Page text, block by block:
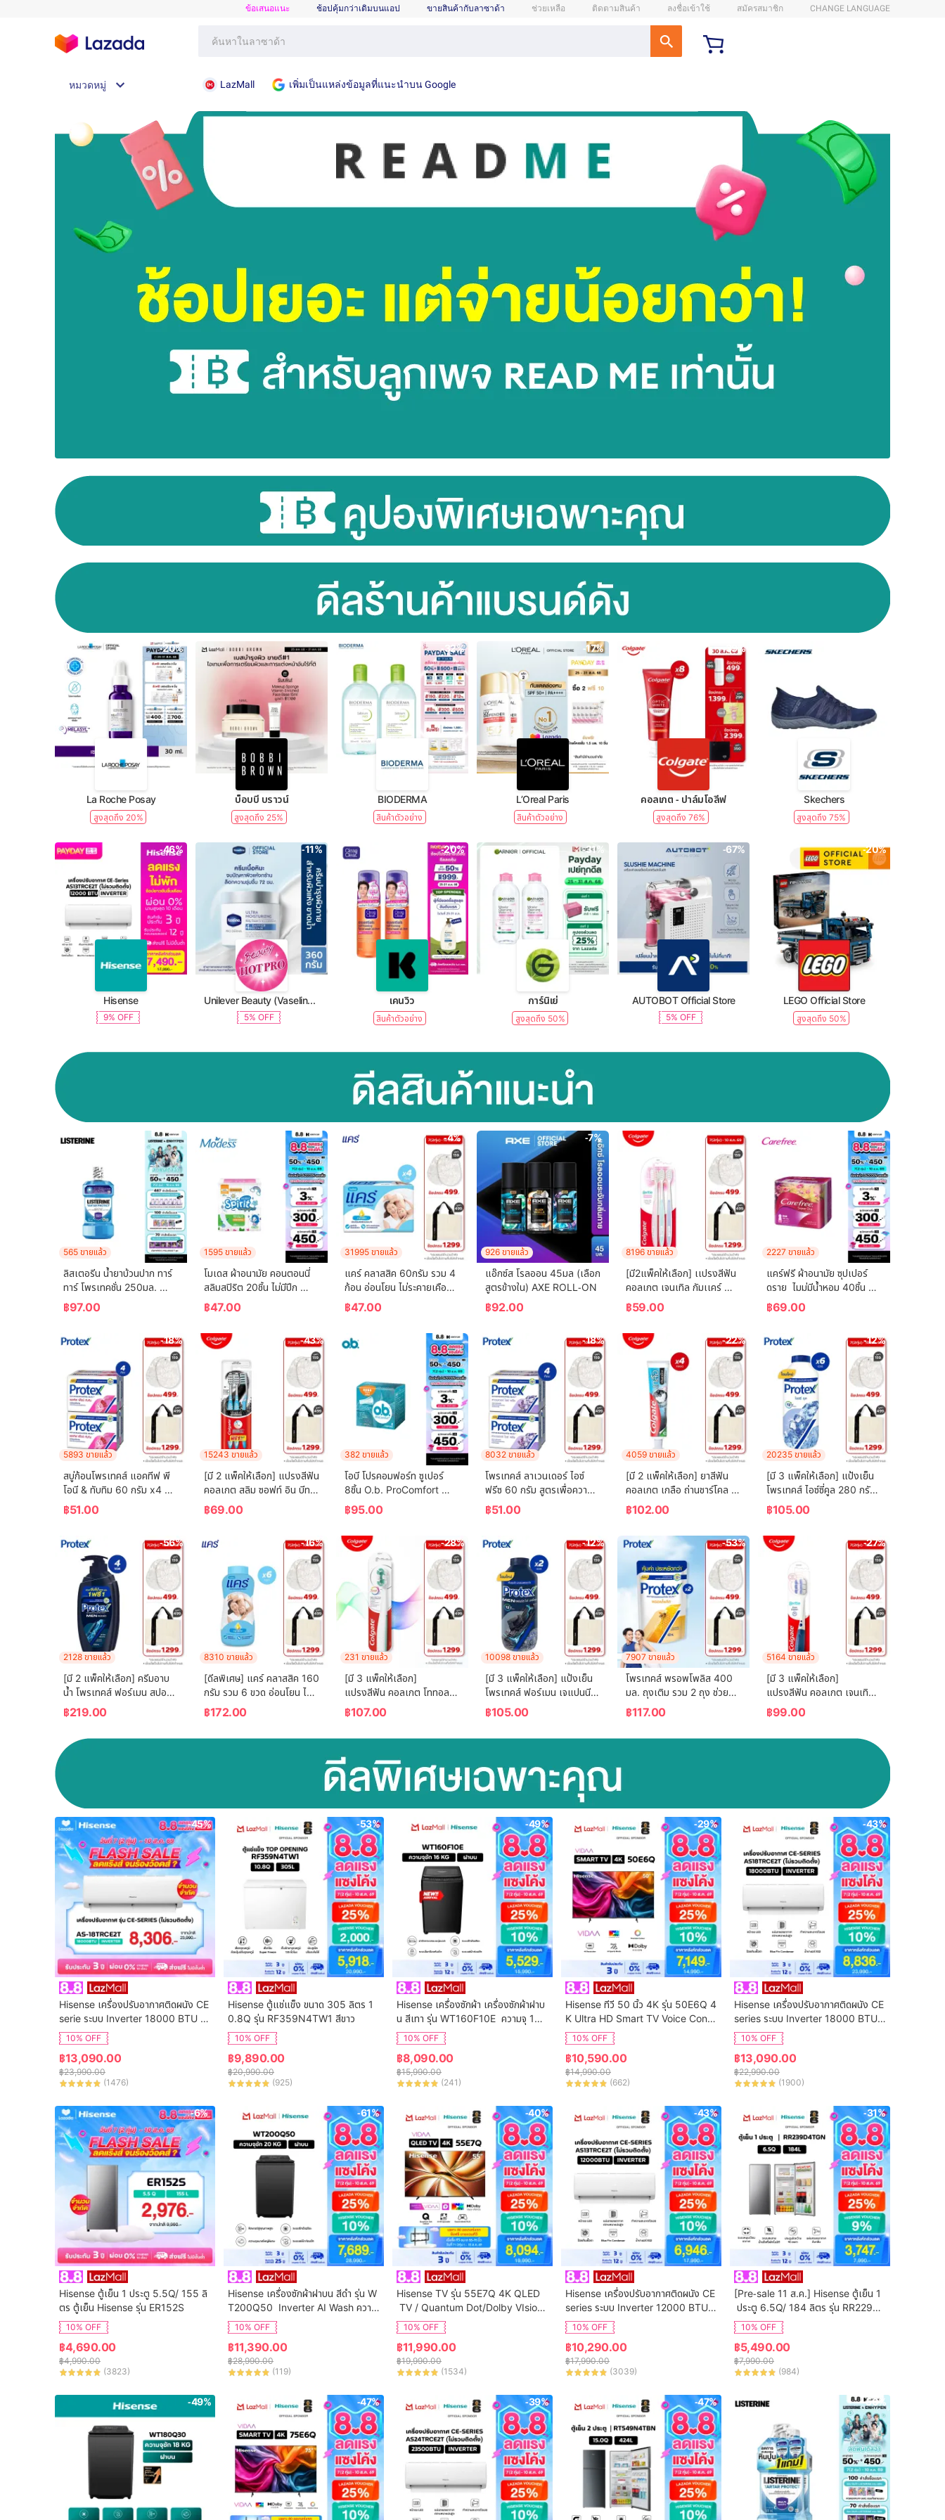
ข้อเสนอแนะ ช้อปคุ้มกว่าเดิมบนแอป ขายสินค้ากับลาซาด้า ช่วยเหลือ ติดตามสินค้า ลงชื่อเข้าใช้ สมัครสมาชิก CHANGE LANGUAGE
หมวดหมู่ LazMall เพิ่มเป็นแหล่งข้อมูลที่แนะนำบน Google
-20%
La Roche Posay
สูงสุดถึง 20%
บ็อบบี้ บราวน์
สูงสุดถึง 25%
-32%
BIODERMA
สินค้าตัวอย่าง
-17%
L’Oreal Paris
สินค้าตัวอย่าง
-39%
คอลเกต - ปาล์มโอลีฟ
สูงสุดถึง 76%
Skechers
สูงสุดถึง 75%
-46%
Hisense
9% OFF
-11%
Unilever Beauty (Vaseline, Dove, TRESemme, Clear)
5% OFF
-20%
เคนวิว
สินค้าตัวอย่าง
-31%
การ์นิเย่
สูงสุดถึง 50%
-67%
AUTOBOT Official Store
5% OFF
-20%
LEGO Official Store
สูงสุดถึง 50%
565 ขายแล้ว
ลิสเตอรีน น้ำยาบ้วนปาก ทาร์
ทาร์ โพรเทคชั่น 250มล.
Listerine mouthwash
Tartar Protection 250ml.
฿97.00
1595 ขายแล้ว
โมเดส ผ้าอนามัย คอนตอนนี่
สลิมสปิริต 20ชิ้น ไม่มีปีก
Modess Sanitary Napkin
Cottony Slim Spirit 20
pcs. Non-Wing
฿47.00
-4%
31995 ขายแล้ว
แคร์ คลาสสิค 60กรัม รวม 4
ก้อน อ่อนโยน ไม่ระคายเคือง
(สบู่เด็ก) Care Classic Bar
Soap 60g Total 4 Pcs
Gently Cleanses Baby's
Skin (Bar Soap, Baby
Soap, Baby Body Wash)
฿47.00
-7%
926 ขายแล้ว
แอ๊กซ์ส โรลออน 45มล (เลือก
สูตรข้างใน) AXE ROLL-ON
฿92.00
8196 ขายแล้ว
[มี2แพ็คให้เลือก] เเปรงสีฟัน
คอลเกต เจนเทิล กัมเเคร์
(คละสี)  Colgate Gentle
Gum Care (mixed color)
฿59.00
2227 ขายแล้ว
แคร์ฟรี ผ้าอนามัย ซุปเปอร์
ดราย  ไมม่มีน้ำหอม 40ชิ้น
Carefree Panty Liner
Super Dry Fragrance-
฿69.00
-18%
5893 ขายแล้ว
สบู่ก้อนโพรเทคส์ แอคทีฟ พี
โอนี & ทับทิม 60 กรัม x4
Protex Bar Soap Active
Peony & Pomegranate
฿51.00
-43%
15243 ขายแล้ว
[มี 2 แพ็คให้เลือก] แปรงสีฟัน
คอลเกต สลิม ซอฟท์ อิน บีทวี
น คลีน ชาร์โคล   (คละสี)
Colgate Slim Soft In
Toothbrush  (mixed
฿69.00
382 ขายแล้ว
โอบี โปรคอมฟอร์ท ซูเปอร์
8ชิ้น O.b. ProComfort
(Blossom) Super 8 ผ้า
อนามัยแบบสอด
฿95.00
-18%
8032 ขายแล้ว
โพรเทคส์ ลาเวนเดอร์ ไอซ์
ฟรีซ 60 กรัม สูตรเพื่อความ
เย็น พร้อมกลิ่นหอมผ่อนคลาย
แพ็ค 4 ก้อน (สบู่ก้อน)
Freeze 60g For Fr
฿51.00
-22%
4059 ขายแล้ว
[มี 2 แพ็คให้เลือก] ยาสีฟัน
คอลเกต เกลือ ถ่านชาร์โคล
150 กรัม Colgate Salt
Charcoal Toothpaste
150g
฿102.00
-12%
20235 ขายแล้ว
[มี 3 แพ็คให้เลือก] แป้งเย็น
โพรเทคส์ ไอซ์ซี่คูล 280 กรัม
Protex Talcum Powder
Icy Cool 280g
฿105.00
-56%
2128 ขายแล้ว
[มี 2 แพ็คให้เลือก] ครีมอาบ
น้ำ โพรเทคส์ ฟอร์เมน สปอร์ต
ขวดปั๊ม 600 ม.ล. Protex
For Men Sport Shower
Cream 600  ml. Pump
฿219.00
-16%
8310 ขายแล้ว
[ดีลพิเศษ] แคร์ คลาสสิค 160
กรัม รวม 6 ขวด อ่อนโยน ไม่
ระคายเคือง (แป้งเด็ก) Care
Classic 160g ฺ Total 6
Pcs (Baby Talcum
฿172.00
-28%
231 ขายแล้ว
[มี 3 แพ็คให้เลือก]
แปรงสีฟัน คอลเกต โททอล
โฟมมิ่ง คลีน Colgate Total
Foaming Clean
Toothbrush
฿107.00
-12%
10098 ขายแล้ว
[มี 3 แพ็คให้เลือก] แป้งเย็น
โพรเทคส์ ฟอร์เมน เจแปนนีส
ไวท์ ชาร์โคล 280 กรัม
Protex Talcum Powder
For Men Japanese White
฿105.00
-53%
7907 ขายแล้ว
โพรเทคส์ พรอพโพลิส 400
มล. ถุงเติม รวม 2 ถุง ช่วยลด
การสะสมของแบคทีเรีย (ครีม
อาบน้ำ, สบู่อาบน้ำ) Protex
Propolis Refill 400ml
฿117.00
-27%
5164 ขายแล้ว
[มี 3 แพ็คให้เลือก]
แปรงสีฟัน คอลเกต เจนเทิล
กัมเอ็กซ์เปิร์ต (คละสี)
Colgate Gentle Gum
Expert Toothbrush
฿99.00
-45%
Hisense เครื่องปรับอากาศติดผนัง CE
serie ระบบ Inverter 18000 BTU รุ่น
AS-18TRCE2T
10% OFF
฿13,090.00
฿23,990.00
(1476)
-53%
Hisense ตู้แช่แข็ง ขนาด 305 ลิตร 1
0.8Q รุ่น RF359N4TW1 สีขาว
10% OFF
฿9,890.00
฿20,990.00
(925)
-49%
Hisense เครื่องซักผ้า เครื่องซักผ้าฝาบ
น สีเทา รุ่น WT160F10E  ความจุ 16
กก. New ไม่มีบริการติดตั้ง
10% OFF
฿8,090.00
฿15,990.00
(241)
-29%
Hisense ทีวี 50 นิ้ว 4K รุ่น 50E6Q 4
K Ultra HD Smart TV Voice Contr
ol WIFI Build in Netflix & Youtube
VIDAA U7.6  /DVB-T2 / USB2.0 /
HDMI /AV / DTS Virtual X / Dolby
Digital
10% OFF
฿10,590.00
฿14,990.00
(662)
-43%
Hisense เครื่องปรับอากาศติดผนัง CE
series ระบบ Inverter 18000 BTU รุ่
น AS-18TRCE2T (ไม่รวมค่าติดตั้ง)
10% OFF
฿13,090.00
฿22,990.00
(1900)
-6%
Hisense ตู้เย็น 1 ประตู 5.5Q/ 155 ลิ
ตร ตู้เย็น Hisense รุ่น ER152S
10% OFF
฿4,690.00
฿4,990.00
(3823)
-61%
Hisense เครื่องซักผ้าฝาบน สีดำ รุ่น W
T200Q50  Inverter AI Wash ความ
จุ 20 กก. New ไม่มีบริการติดตั้ง
10% OFF
฿11,390.00
฿28,990.00
(119)
-40%
Hisense TV รุ่น 55E7Q 4K QLED
TV / Quantum Dot/Dolby VIsion,
HDR10+ HSG/VIDAA U9 / Dollby
Atmos Hand-Free Voice Control
Netflix Youtube /Game Mode VR
R, ALLM / WIFI 5 /Bluetooth 5.0 /
HDMI
10% OFF
฿11,990.00
฿19,990.00
(1534)
-43%
Hisense เครื่องปรับอากาศติดผนัง CE
series ระบบ Inverter 12000 BTU รุ่
น AS-13TRCE2T (ไม่รวมค่าติดตั้ง)
10% OFF
฿10,290.00
฿17,990.00
(3039)
-31%
[Pre-sale 11 ส.ค.] Hisense ตู้เย็น 1
ประตู 6.5Q/ 184 ลิตร รุ่น RR229D4
AD1
10% OFF
฿5,490.00
฿7,990.00
(984)
-49% -47% -39% -47% -50%